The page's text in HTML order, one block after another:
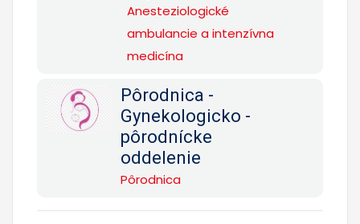
Anesteziologické
ambulancie a intenzívna
medicína
Pôrodnica -
Gynekologicko -
pôrodnícke
oddelenie
Pôrodnica